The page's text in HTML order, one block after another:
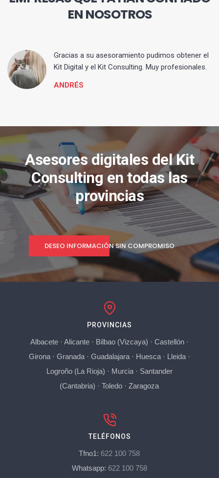
EN NOSOTROS
Gracias a su asesoramiento pudimos obtener el
Kit Digital y el Kit Consulting. Muy profesionales.
ANDRÉS
Asesores digitales del Kit
Consulting en todas las
provincias
DESEO INFORMACIÓN SIN COMPROMISO
PROVINCIAS
Albacete· Alicante· Bilbao (Vizcaya) · Castellón·
Girona· Granada· Guadalajara· Huesca· Lleida·
Logroño (La Rioja) · Murcia· Santander
(Cantabria) ·Toledo ·Zaragoza
TELÉFONOS
Tfno1: 622 100 758
Whatsapp: 622 100 758